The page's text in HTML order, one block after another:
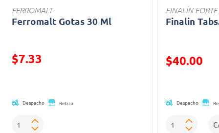
FERROMALT
Ferromalt Gotas 30 Ml
$7.33
Despacho Retiro
FINALÍN FORTE
Finalin
Precio
$40.00
Despacho